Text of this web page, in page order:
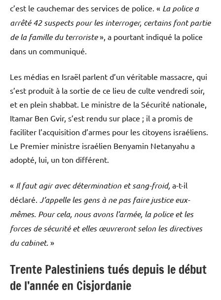
c’est le cauchemar des services de police. « La police a
arrêté 42 suspects pour les interroger, certains font partie
de la famille du terroriste», a pourtant indiqué la police
dans un communiqué.
Les médias en Israël parlent d’un véritable massacre, qui
s’est produit à la sortie de ce lieu de culte vendredi soir,
et en plein shabbat. Le ministre de la Sécurité nationale,
Itamar Ben Gvir, s’est rendu sur place ; il a promis de
faciliter l’acquisition d’armes pour les citoyens israéliens.
Le Premier ministre israélien Benyamin Netanyahu a
adopté, lui, un ton différent.
« Il faut agir avec détermination et sang-froid, a-t-il
déclaré. J’appelle les gens à ne pas faire justice eux-
mêmes. Pour cela, nous avons l’armée, la police et les
forces de sécurité et elles œuvreront selon les directives
du cabinet. »
Trente Palestiniens tués depuis le début
de l’année en Cisjordanie